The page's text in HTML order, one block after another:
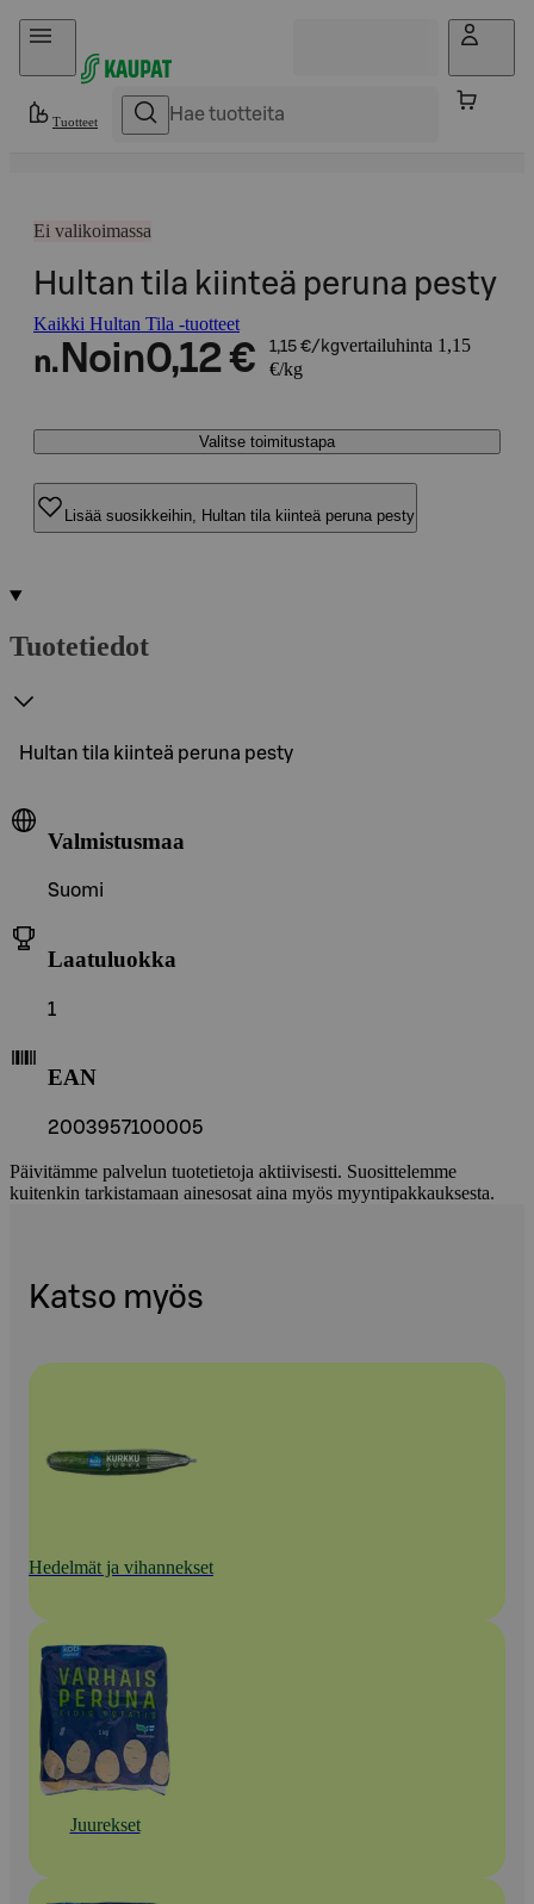
Hyppää sisältöön
Tuotteet
Ei valikoimassa
Hultan tila kiinteä peruna pesty
Kaikki Hultan Tila -tuotteet
n. Noin0,12 € 1,15 €/kgvertailuhinta 1,15
€/kg
Valitse toimitustapa
Lisää suosikkeihin, Hultan tila kiinteä peruna pesty
Tuotetiedot
Hultan tila kiinteä peruna pesty
Valmistusmaa
Suomi
Laatuluokka
1
EAN
2003957100005
Päivitämme palvelun tuotetietoja aktiivisesti. Suosittelemme
kuitenkin tarkistamaan ainesosat aina myös myyntipakkauksesta.
Katso myös
Hedelmät ja vihannekset
Juurekset